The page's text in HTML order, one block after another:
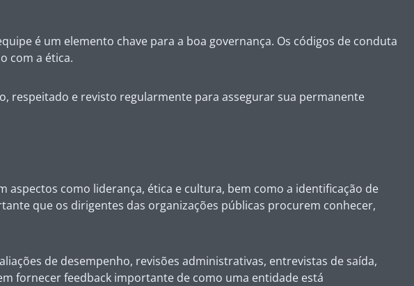
é um elemento chave para a boa governança. Os códigos de conduta
com a ética.
respeitado e revisto regularmente para assegurar sua permanente
como liderança, ética e cultura, bem como a identificação de
que os dirigentes das organizações públicas procurem conhecer,
de desempenho, revisões administrativas, entrevistas de saída,
fornecer feedback importante de como uma entidade está